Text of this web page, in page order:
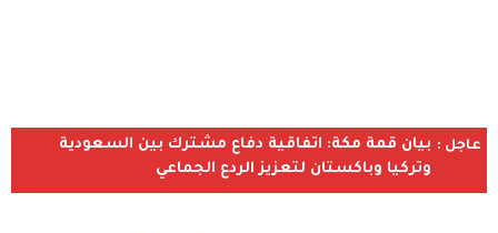
عاجل : بيان قمة مكة: اتفاقية دفاع مشترك بين السعودية
وتركيا وباكستان لتعزيز الردع الجماعي